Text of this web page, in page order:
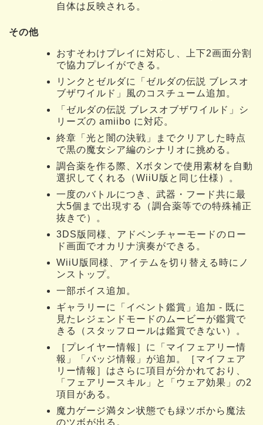
自体は反映される。
その他
おすそわけプレイに対応し、上下2画面分割
で協力プレイができる。
リンクとゼルダに「ゼルダの伝説 ブレスオ
ブザワイルド」風のコスチューム追加。
「ゼルダの伝説 ブレスオブザワイルド」シ
リーズの amiibo に対応。
終章「光と闇の決戦」までクリアした時点
で黒の魔女シア編のシナリオに挑める。
調合薬を作る際、Xボタンで使用素材を自動
選択してくれる（WiiU版と同じ仕様）。
一度のバトルにつき、武器・フード共に最
大5個まで出現する（調合薬等での特殊補正
抜きで）。
3DS版同様、アドベンチャーモードのロー
ド画面でオカリナ演奏ができる。
WiiU版同様、アイテムを切り替える時にノ
ンストップ。
一部ボイス追加。
ギャラリーに「イベント鑑賞」追加 - 既に
見たレジェンドモードのムービーが鑑賞で
きる（スタッフロールは鑑賞できない）。
［プレイヤー情報］に「マイフェアリー情
報」「バッジ情報」が追加。［マイフェア
リー情報］はさらに項目が分かれており、
「フェアリースキル」と「ウェア効果」の2
項目がある。
魔力ゲージ満タン状態でも緑ツボから魔法
のツボが出る。